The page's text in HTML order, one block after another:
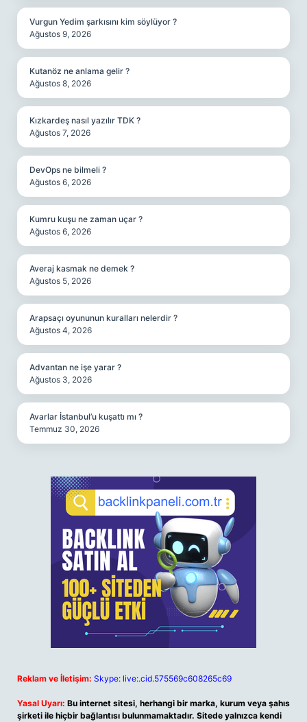
Vurgun Yedim şarkısını kim söylüyor ?
Ağustos 9, 2026
Kutanöz ne anlama gelir ?
Ağustos 8, 2026
Kızkardeş nasıl yazılır TDK ?
Ağustos 7, 2026
DevOps ne bilmeli ?
Ağustos 6, 2026
Kumru kuşu ne zaman uçar ?
Ağustos 6, 2026
Averaj kasmak ne demek ?
Ağustos 5, 2026
Arapsaçı oyununun kuralları nelerdir ?
Ağustos 4, 2026
Advantan ne işe yarar ?
Ağustos 3, 2026
Avarlar İstanbul’u kuşattı mı ?
Temmuz 30, 2026
Reklam ve İletişim: Skype: live:.cid.575569c608265c69
Yasal Uyarı: Bu internet sitesi, herhangi bir marka, kurum veya şahıs
şirketi ile hiçbir bağlantısı bulunmamaktadır. Sitede yalnızca kendi